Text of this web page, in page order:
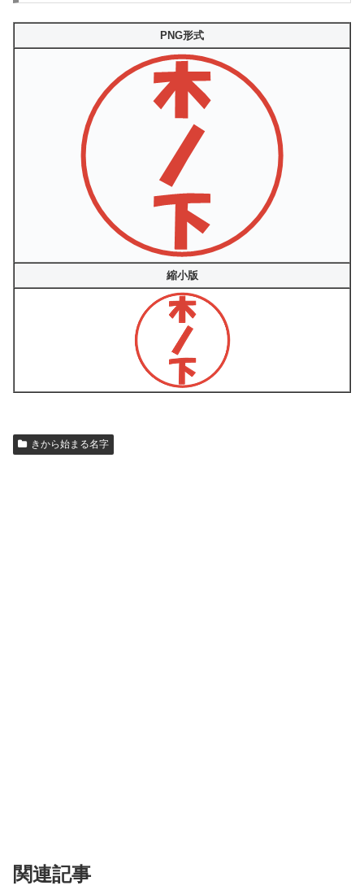
PNG形式
縮小版
きから始まる名字
関連記事